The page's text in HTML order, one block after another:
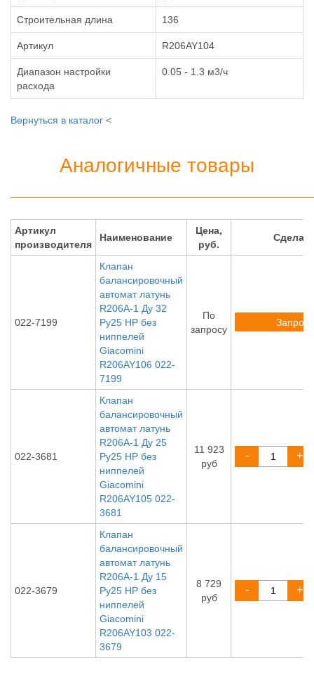
Строительная длина 136
Артикул R206AY104
Диапазон настройки
расхода
0.05 - 1.3 м3/ч
Вернуться в каталог <
Аналогичные товары
Артикул
производителя
Наименование
Цена,
руб.
022-7199
Клапан
балансировочный
автомат латунь
R206A-1 Ду 32
Ру25 НР без
ниппелей
Giacomini
R206AY106 022-
7199
По
запросу
022-3681
Клапан
балансировочный
автомат латунь
R206A-1 Ду 25
Ру25 НР без
ниппелей
Giacomini
R206AY105 022-
3681
11 923
руб
- +
022-3679
Клапан
балансировочный
автомат латунь
R206A-1 Ду 15
Ру25 НР без
ниппелей
Giacomini
R206AY103 022-
3679
8 729
руб
- +